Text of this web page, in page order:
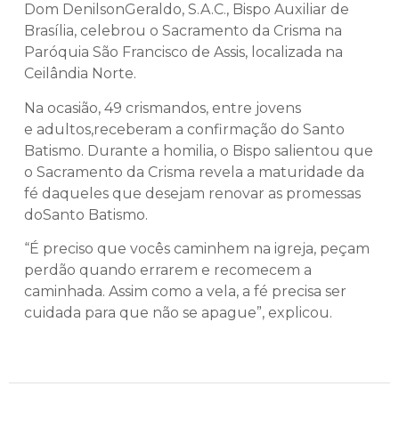
Dom DenilsonGeraldo, S.A.C., Bispo Auxiliar de
Brasília, celebrou o Sacramento da Crisma na
Paróquia São Francisco de Assis, localizada na
Ceilândia Norte.
Na ocasião, 49 crismandos, entre jovens
e adultos,receberam a confirmação do Santo
Batismo. Durante a homilia, o Bispo salientou que
o Sacramento da Crisma revela a maturidade da
fé daqueles que desejam renovar as promessas
doSanto Batismo.
“É preciso que vocês caminhem na igreja, peçam
perdão quando errarem e recomecem a
caminhada. Assim como a vela, a fé precisa ser
cuidada para que não se apague”, explicou.